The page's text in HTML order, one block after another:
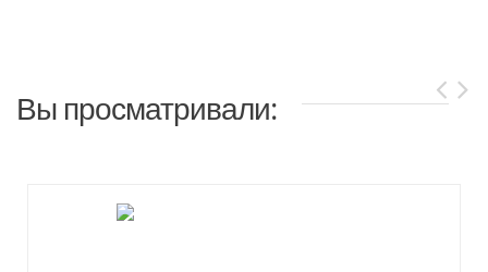
Вы просматривали: